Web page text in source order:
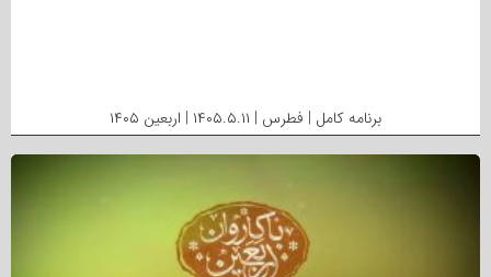
برنامه کامل | فطرس | ۱۴۰۵.۵.۱۱ | اربعین ۱۴۰۵